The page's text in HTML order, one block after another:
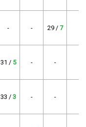
- - 29 / 7
31 / 5 - -
33 / 3 - -